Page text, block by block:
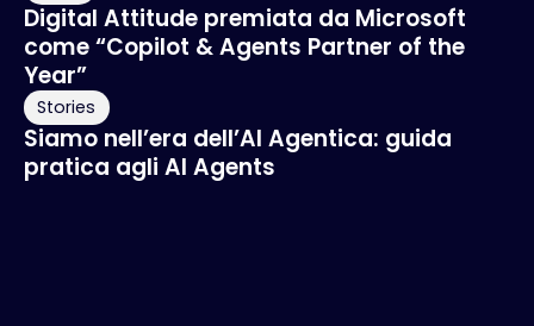
Digital Attitude premiata da Microsoft
come “Copilot & Agents Partner of the
Year”
Stories
Siamo nell’era dell’AI Agentica: guida
pratica agli AI Agents